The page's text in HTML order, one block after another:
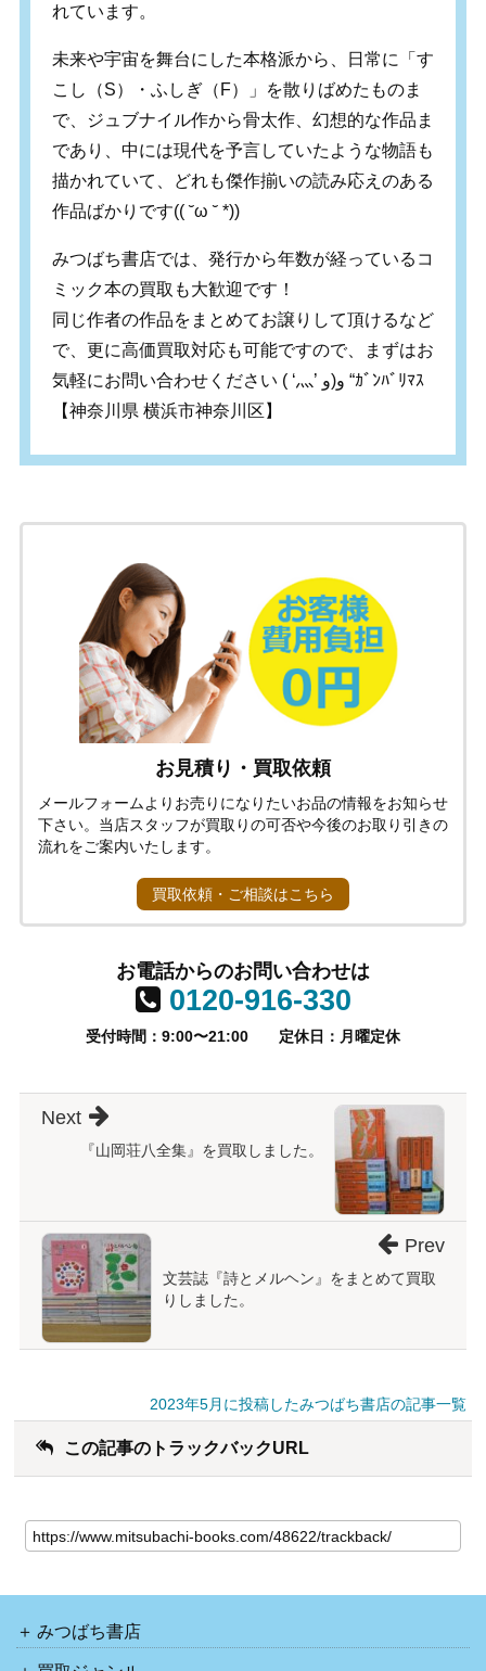
れています。
未来や宇宙を舞台にした本格派から、日常に「す
こし（S）・ふしぎ（F）」を散りばめたものま
で、ジュブナイル作から骨太作、幻想的な作品ま
であり、中には現代を予言していたような物語も
描かれていて、どれも傑作揃いの読み応えのある
作品ばかりです(( ˘ω ˘ *))
みつばち書店では、発行から年数が経っているコ
ミック本の買取も大歓迎です！
同じ作者の作品をまとめてお譲りして頂けるなど
で、更に高価買取対応も可能ですので、まずはお
気軽にお問い合わせください ( ‘灬’ و(و “ｶﾞﾝﾊﾞﾘﾏｽ
【神奈川県 横浜市神奈川区】
お見積り・買取依頼
メールフォームよりお売りになりたいお品の情報をお知らせ
下さい。当店スタッフが買取りの可否や今後のお取り引きの
流れをご案内いたします。
買取依頼・ご相談はこちら
お電話からのお問い合わせは
0120-916-330
受付時間：9:00〜21:00 定休日：月曜定休
『山岡荘八全集』を買取しました。
Next
文芸誌『詩とメルヘン』をまとめて買取
りしました。
Prev
2023年5月に投稿したみつばち書店の記事一覧
この記事のトラックバックURL
みつばち書店